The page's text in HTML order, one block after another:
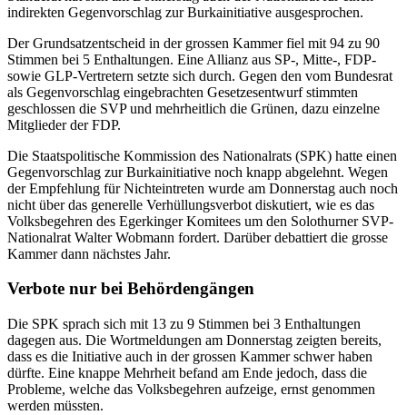
indirekten Gegenvorschlag zur Burkainitiative ausgesprochen.
Der Grundsatzentscheid in der grossen Kammer fiel mit 94 zu 90
Stimmen bei 5 Enthaltungen. Eine Allianz aus SP-, Mitte-, FDP-
sowie GLP-Vertretern setzte sich durch. Gegen den vom Bundesrat
als Gegenvorschlag eingebrachten Gesetzesentwurf stimmten
geschlossen die SVP und mehrheitlich die Grünen, dazu einzelne
Mitglieder der FDP.
Die Staatspolitische Kommission des Nationalrats (SPK) hatte einen
Gegenvorschlag zur Burkainitiative noch knapp abgelehnt. Wegen
der Empfehlung für Nichteintreten wurde am Donnerstag auch noch
nicht über das generelle Verhüllungsverbot diskutiert, wie es das
Volksbegehren des Egerkinger Komitees um den Solothurner SVP-
Nationalrat Walter Wobmann fordert. Darüber debattiert die grosse
Kammer dann nächstes Jahr.
Verbote nur bei Behördengängen
Die SPK sprach sich mit 13 zu 9 Stimmen bei 3 Enthaltungen
dagegen aus. Die Wortmeldungen am Donnerstag zeigten bereits,
dass es die Initiative auch in der grossen Kammer schwer haben
dürfte. Eine knappe Mehrheit befand am Ende jedoch, dass die
Probleme, welche das Volksbegehren aufzeige, ernst genommen
werden müssten.